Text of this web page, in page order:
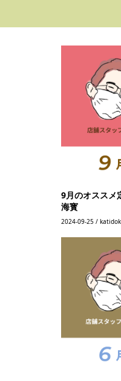
9月のオススメ
海寳
2024-09-25 /